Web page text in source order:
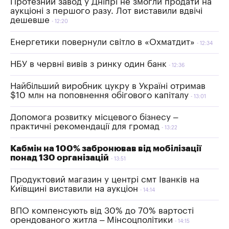
аукціоні з першого разу. Лот виставили вдвічі
дешевше
12:20
Енергетики повернули світло в «Охматдит» 12:34
НБУ в червні вивів з ринку один банк 12:36
Найбільший виробник цукру в Україні отримав
$10 млн на поповнення обігового капіталу
13:01
Допомога розвитку місцевого бізнесу –
практичні рекомендації для громад
13:22
Кабмін на 100% забронював від мобілізації
понад 130 організацій
13:51
Продуктовий магазин у центрі смт Іванків на
Київщині виставили на аукціон
14:14
ВПО компенсують від 30% до 70% вартості
орендованого житла – Мінсоцполітики
14:15